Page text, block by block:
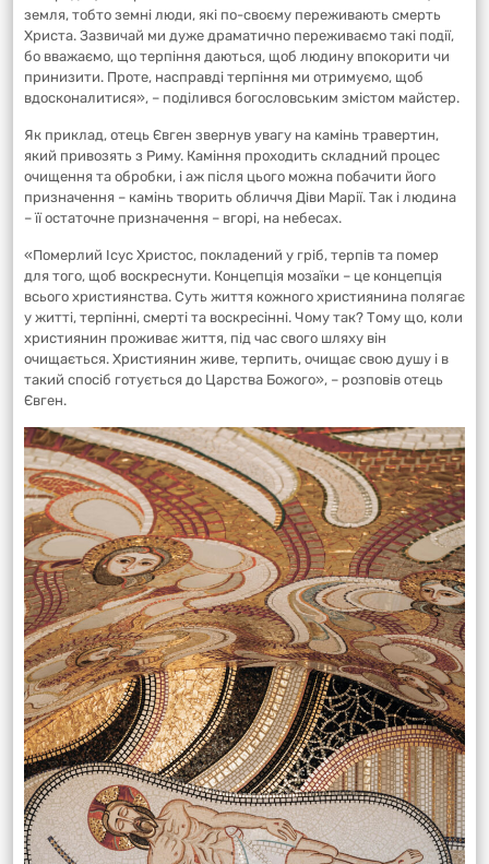
земля, тобто земні люди, які по-своєму переживають смерть
Христа. Зазвичай ми дуже драматично переживаємо такі події,
бо вважаємо, що терпіння даються, щоб людину впокорити чи
принизити. Проте, насправді терпіння ми отримуємо, щоб
вдосконалитися», – поділився богословським змістом майстер.
Як приклад, отець Євген звернув увагу на камінь травертин,
який привозять з Риму. Каміння проходить складний процес
очищення та обробки, і аж після цього можна побачити його
призначення – камінь творить обличчя Діви Марії. Так і людина
– її остаточне призначення – вгорі, на небесах.
«Померлий Ісус Христос, покладений у гріб, терпів та помер
для того, щоб воскреснути. Концепція мозаїки – це концепція
всього християнства. Суть життя кожного християнина полягає
у житті, терпінні, смерті та воскресінні. Чому так? Тому що, коли
християнин проживає життя, під час свого шляху він
очищається. Християнин живе, терпить, очищає свою душу і в
такий спосіб готується до Царства Божого», – розповів отець
Євген.